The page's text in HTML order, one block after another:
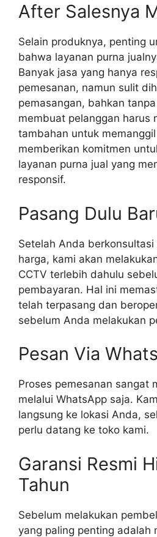
After Salesnya
Selain produknya, penting
bahwa layanan purna
Banyak jasa yang hanya
pemesanan, namun sulit
pemasangan, bahkan
membuat pelanggan harus
tambahan untuk
memberikan komitmen
layanan purna jual yang
responsif.
Pasang Dulu
Setelah Anda
harga, kami akan
CCTV terlebih dahulu
pembayaran. Hal ini
telah terpasang dan
sebelum Anda melakukan
Pesan Via
Proses pemesanan sangat
melalui WhatsApp saja.
langsung ke lokasi Anda,
perlu datang ke toko kami.
Garansi Resmi
Tahun
Sebelum melakukan
yang paling penting adalah